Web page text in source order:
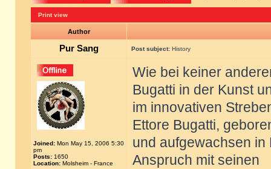
Print view
Author
Pur Sang Post subject: History
Joined: Mon May 15, 2006 5:30
pm
Posts: 1650
Location: Molsheim - France
Wie bei keiner
Bugatti in der Kunst
im innovativen
Ettore Bugatti,
und aufgewachsen
Anspruch mit seinen